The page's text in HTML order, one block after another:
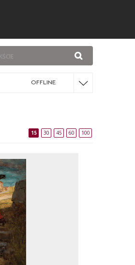
OFFLINE
15 30 45 60 100